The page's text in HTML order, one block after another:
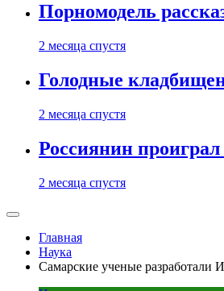
Порномодель
2 месяца спустя
Голодные
2 месяца спустя
Россиянин
2 месяца спустя
Главная
Наука
Самарские ученые разработали